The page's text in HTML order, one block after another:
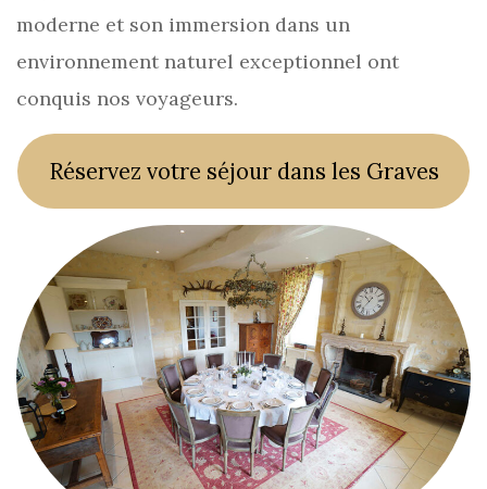
moderne et son immersion dans un
environnement naturel exceptionnel ont
conquis nos voyageurs.
Réservez votre séjour dans les Graves